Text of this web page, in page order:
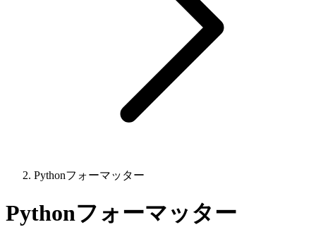
Pythonフォーマッター
Pythonフォーマッター